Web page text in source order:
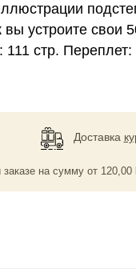
устроите свои
стр.
Доставка
на сумму от 120,00